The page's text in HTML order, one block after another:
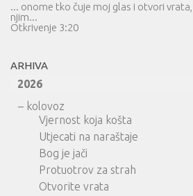
... onome tko čuje moj glas i otvori vrata,
njim...
Otkrivenje 3:20
ARHIVA
2026
– kolovoz
Vjernost koja košta
Utjecati na naraštaje
Bog je jači
Protuotrov za strah
Otvorite vrata